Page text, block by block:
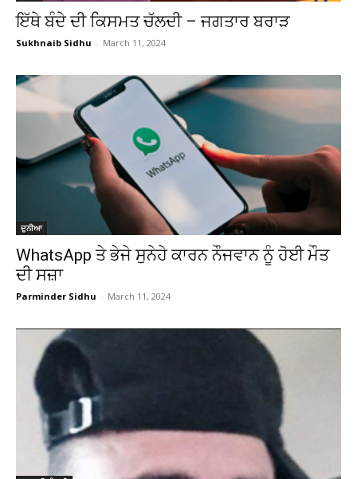
ਇੱਥੇ ਬੰਦੇ ਦੀ ਕਿਸਮਤ ਚੱਲਦੀ – ਜਗਤਾਰ ਬਰਾੜ
Sukhnaib Sidhu - March 11, 2024
ਦੁਨੀਆ
WhatsApp ਤੇ ਭੇਜੇ ਸੁਨੇਹੇ ਕਾਰਨ ਨੌਜਵਾਨ ਨੂੰ ਹੋਈ ਮੌਤ
ਦੀ ਸਜ਼ਾ
Parminder Sidhu - March 11, 2024